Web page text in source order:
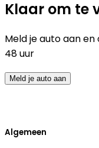
Klaar om te
Meld je auto aan
48 uur
Meld je auto aan
Algemeen